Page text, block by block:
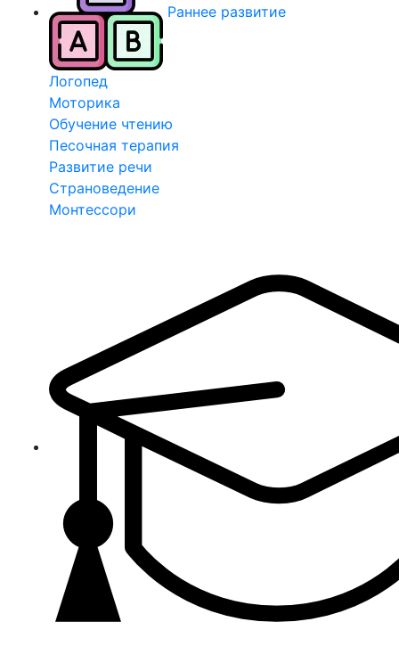
Раннее развитие
Логопед
Моторика
Обучение чтению
Песочная терапия
Развитие речи
Страноведение
Монтессори